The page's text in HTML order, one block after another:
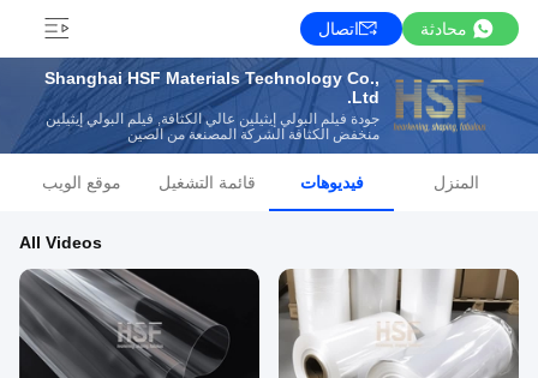
محادثة اتصال
Shanghai HSF Materials Technology Co.,
Ltd.
جودة فيلم البولي إيثيلين عالي الكثافة, فيلم البولي إيثيلين
منخفض الكثافة الشركة المصنعة من الصين
المنزل فيديوهات قائمة التشغيل موقع الويب
All Videos